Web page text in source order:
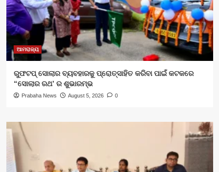
ଆମରାଜ୍ୟ
ରୁଫଟପ୍ ସୋଲାର ବ୍ୟବହାରକୁ ପ୍ରୋତ୍ସାହିତ କରିବା ପାଇଁ କଟକରେ
“ସୋଲାର ରଥ’ ର ଶୁଭାରମ୍ଭ
Prabaha News August 5, 2026 0